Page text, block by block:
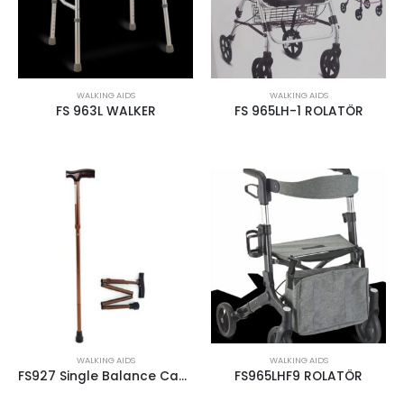
WALKING AIDS
FS 963L WALKER
WALKING AIDS
FS 965LH-1 ROLATÖR
WALKING AIDS
FS927 Single Balance Cane Foldable
WALKING AIDS
FS965LHF9 ROLATÖR